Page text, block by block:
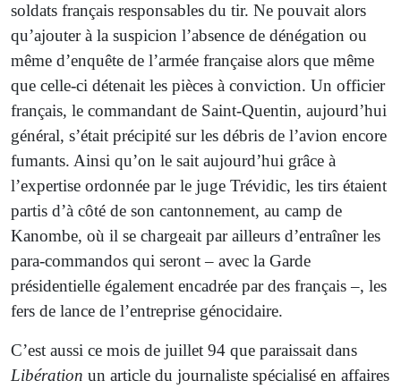
soldats français responsables du tir. Ne pouvait alors
qu’ajouter à la suspicion l’absence de dénégation ou
même d’enquête de l’armée française alors que même
que celle-ci détenait les pièces à conviction. Un officier
français, le commandant de Saint-Quentin, aujourd’hui
général, s’était précipité sur les débris de l’avion encore
fumants. Ainsi qu’on le sait aujourd’hui grâce à
l’expertise ordonnée par le juge Trévidic, les tirs étaient
partis d’à côté de son cantonnement, au camp de
Kanombe, où il se chargeait par ailleurs d’entraîner les
para-commandos qui seront – avec la Garde
présidentielle également encadrée par des français –, les
fers de lance de l’entreprise génocidaire.
C’est aussi ce mois de juillet 94 que paraissait dans
Libération un article du journaliste spécialisé en affaires